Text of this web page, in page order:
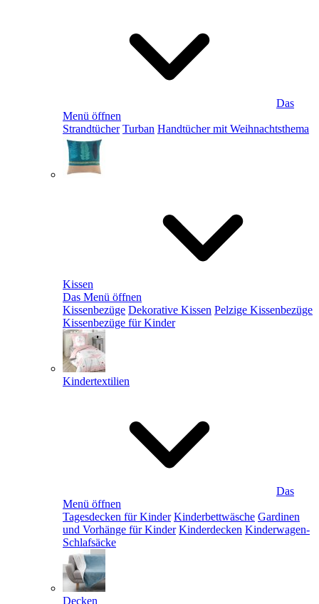
Das
Menü öffnen
Strandtücher Turban Handtücher mit Weihnachtsthema
Kissen
Das Menü öffnen
Kissenbezüge Dekorative Kissen Pelzige Kissenbezüge
Kissenbezüge für Kinder
Kindertextilien
Das
Menü öffnen
Tagesdecken für Kinder Kinderbettwäsche Gardinen
und Vorhänge für Kinder Kinderdecken Kinderwagen-
Schlafsäcke
Decken